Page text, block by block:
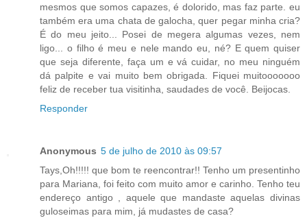
mesmos que somos capazes, é dolorido, mas faz parte. eu
também era uma chata de galocha, quer pegar minha cria?
É do meu jeito... Posei de megera algumas vezes, nem
ligo... o filho é meu e nele mando eu, né? E quem quiser
que seja diferente, faça um e vá cuidar, no meu ninguém
dá palpite e vai muito bem obrigada. Fiquei muitooooooo
feliz de receber tua visitinha, saudades de você. Beijocas.
Responder
Anonymous 5 de julho de 2010 às 09:57
Tays,Oh!!!!! que bom te reencontrar!! Tenho um presentinho
para Mariana, foi feito com muito amor e carinho. Tenho teu
endereço antigo , aquele que mandaste aquelas divinas
guloseimas para mim, já mudastes de casa?